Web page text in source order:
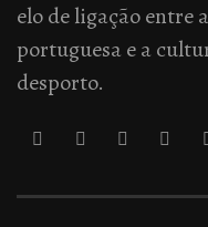
elo de ligação entre
portuguesa e a
desporto.